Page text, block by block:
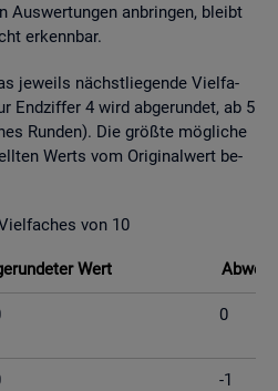
Aus­wer­tun­gen an­brin­gen, bleibt
er­kenn­bar.
je­weils nächst­lie­gen­de Viel­fa­
End­zif­fer 4 wird ab­ge­run­det, ab 5
Run­den). Die grö­ß­te mög­li­che
Werts vom Ori­gi­nal­wert be­
von 10
Wert
0
-1